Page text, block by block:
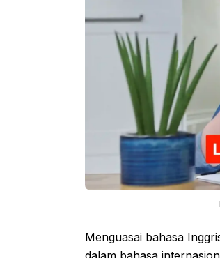
Menguasai bahasa
dalam bahasa